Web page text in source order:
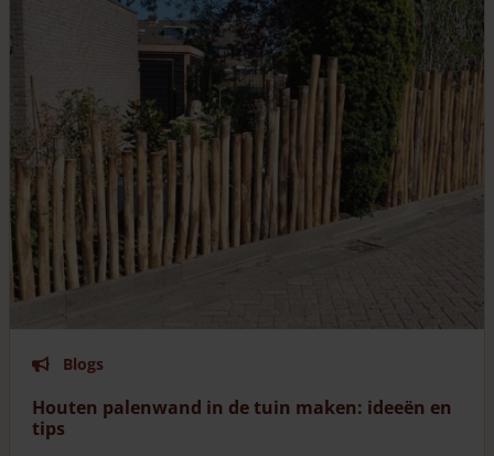
Blogs
Houten palenwand in de tuin maken: ideeën en
tips